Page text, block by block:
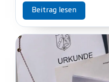
Beitrag lesen